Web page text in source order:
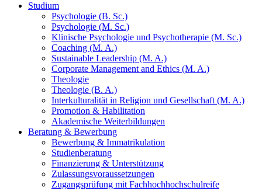
Studium
Psychologie (B. Sc.)
Psychologie (M. Sc.)
Klinische Psychologie und Psychotherapie (M. Sc.)
Coaching (M. A.)
Sustainable Leadership (M. A.)
Corporate Management and Ethics (M. A.)
Theologie
Theologie (B. A.)
Interkulturalität in Religion und Gesellschaft (M. A.)
Promotion & Habilitation
Akademische Weiterbildungen
Beratung & Bewerbung
Bewerbung & Immatrikulation
Studienberatung
Finanzierung & Unterstützung
Zulassungsvoraussetzungen
Zugangsprüfung mit Fachhochhochschulreife